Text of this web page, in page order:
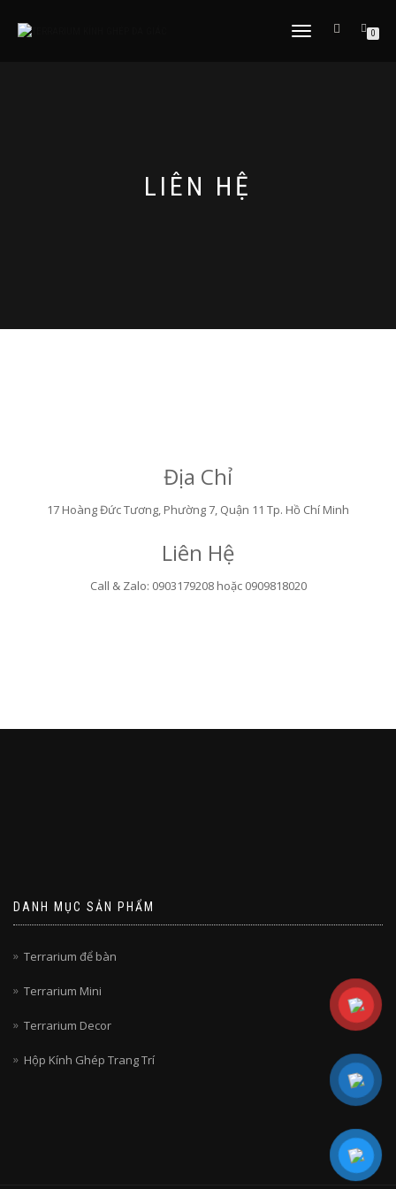
TOGGLE
0
LIÊN HỆ
Địa Chỉ
17 Hoàng Đức Tương, Phường 7, Quận 11 Tp. Hồ Chí Minh
Liên Hệ
Call & Zalo: 0903179208 hoặc 0909818020
DANH MỤC SẢN PHẨM
Terrarium để bàn
Terrarium Mini
Terrarium Decor
Hộp Kính Ghép Trang Trí